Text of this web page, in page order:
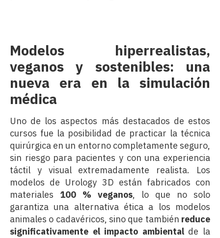
Modelos hiperrealistas,
veganos y sostenibles: una
nueva era en la simulación
médica
Uno de los aspectos más destacados de estos
cursos fue la posibilidad de practicar la técnica
quirúrgica en un entorno completamente seguro,
sin riesgo para pacientes y con una experiencia
táctil y visual extremadamente realista. Los
modelos de Urology 3D están fabricados con
materiales 100 % veganos, lo que no solo
garantiza una alternativa ética a los modelos
animales o cadavéricos, sino que también reduce
significativamente el impacto ambientalde la